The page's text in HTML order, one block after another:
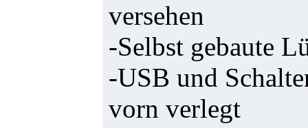
versehen
-Selbst gebaute
-USB und
vorn verlegt